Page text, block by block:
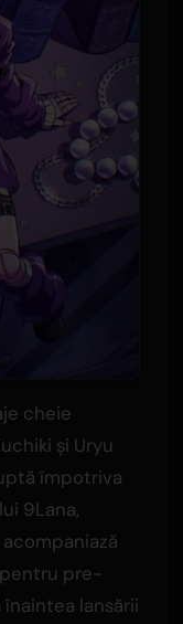
cheie
și Uryu
împotriva
9Lana,
pre-
lansării